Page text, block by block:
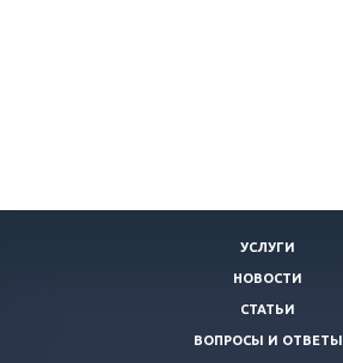
УСЛУГИ
НОВОСТИ
СТАТЬИ
ВОПРОСЫ И ОТВЕТЫ